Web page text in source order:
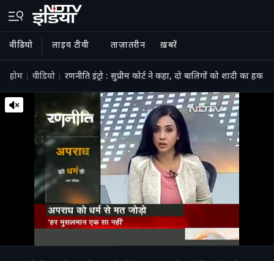
वीडियो लाइव टीवी ताज़ातरीन ख़बरें
होम वीडियो रणनीति इंट्रो : सुप्रीम कोर्ट ने कहा, दो बालिगों को शादी का हक